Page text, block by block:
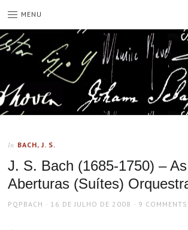
MENU
In BACH, J. S.
J. S. Bach (1685-1750) –
Aberturas (Suítes)
AUTHOR
PQPBACH
POSTED
16 DE JULHO DE 2008 9 COMMENTS